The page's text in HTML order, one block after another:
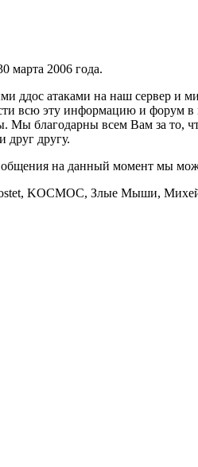
марта 2006 года.
ддос атаками на наш сервер
всю эту информацию и форум в
Мы благодарны всем Вам за то,
друг другу.
общения на данный момент мы
KOCMOC, Злые Мыши,